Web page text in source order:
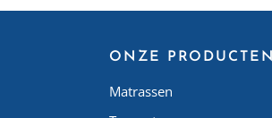
ONZE PRODUCTEN
Matrassen